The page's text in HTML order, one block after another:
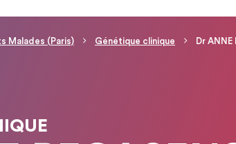
Malades (Paris) Génétique clinique Dr ANNE